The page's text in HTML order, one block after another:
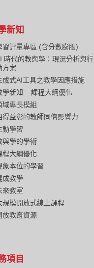
新知
習評量專區 (含分數膨脹)
時代的教與學：現況分析與行
方案
成式AI工具之教學因應措施
學新知 – 課程大綱優化
域專長模組
得益彰的教師同儕影響力
動學習
與學的學術
程大綱優化
象本位的學習
成教學
來教室
規模開放式線上課程
放教育資源
項目